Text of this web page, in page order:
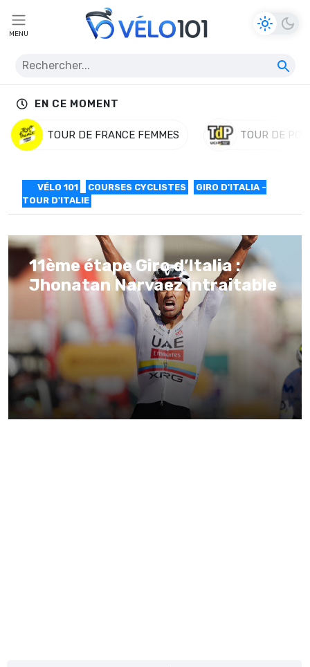
MENU
EN CE MOMENT
TOUR DE FRANCE FEMMES TOUR DE
VÉLO 101 COURSES CYCLISTES
GIRO D'ITALIA -
TOUR D'ITALIE
11ème étape Giro d’Italia :
Jhonatan Narvaez intraitable